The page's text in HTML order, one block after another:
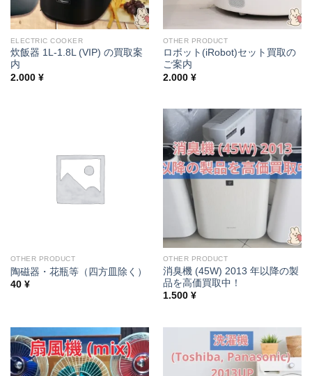
ELECTRIC COOKER
炊飯器 1L-1.8L (VIP) の買取案
内
2.000 ¥
OTHER PRODUCT
ロボット(iRobot)セット買取の
ご案内
2.000 ¥
OTHER PRODUCT
陶磁器・花瓶等（四方皿除く）
40 ¥
OTHER PRODUCT
消臭機 (45W) 2013 年以降の製
品を高価買取中！
1.500 ¥